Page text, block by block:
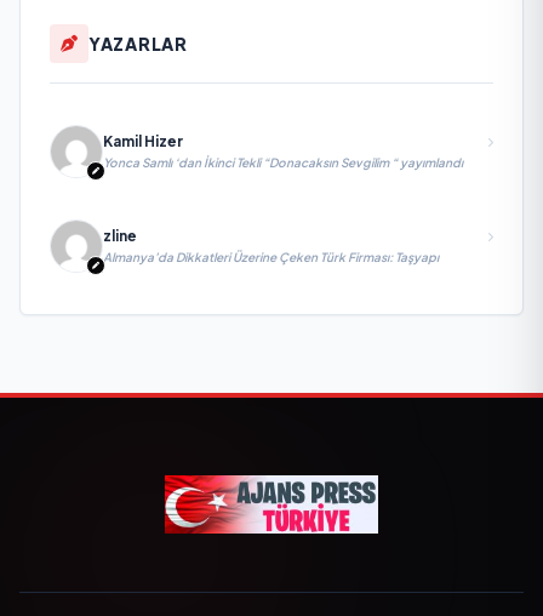
YAZARLAR
Kamil Hizer
Yonca Samlı ‘dan İkinci Tekli “Donacaksın Sevgilim “ yayımlandı
zline
Almanya’da Dikkatleri Üzerine Çeken Türk Firması: Taşyapı